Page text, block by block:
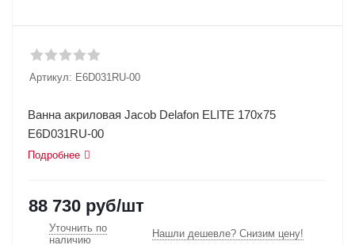
Артикул: E6D031RU-00
Ванна акриловая Jacob Delafon ELITE 170x75
E6D031RU-00
Подробнее
88 730 руб/шт
Уточнить по
наличию
Нашли дешевле? Снизим цену!